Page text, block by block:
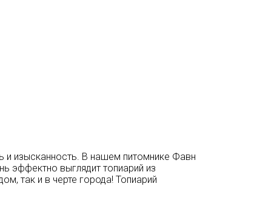
и изысканность. В нашем питомнике Фавн
эффектно выглядит топиарий из
так и в черте города! Топиарий